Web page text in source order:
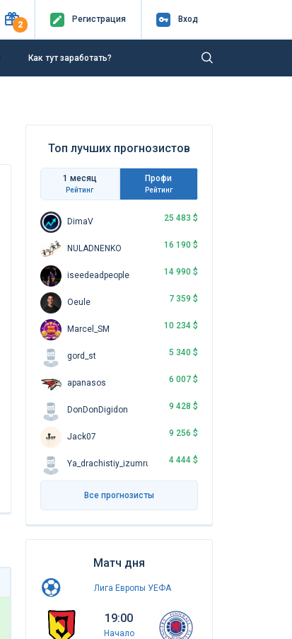
2
Регистрация Вход
Как тут заработать?
Топ лучших прогнозистов
1 месяц
Рейтинг
Профи
Рейтинг
DimaV 25 483 $
NULADNENKO 16 190 $
iseedeadpeople 14 990 $
Oeule 7 359 $
Marcel_SM 10 234 $
gord_st 5 340 $
apanasos 6 007 $
DonDonDigidon 9 428 $
Jack07 9 256 $
Ya_drachistiy_izumrud 4 444 $
Все прогнозисты
Матч дня
Лига Европы УЕФА
19:00
Начало